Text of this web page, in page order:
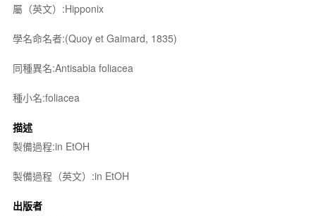
屬（英文）:Hipponix
學名命名者:(Quoy et Gaimard, 1835)
同種異名:Antisabia foliacea
種小名:foliacea
描述
製備過程:in EtOH
製備過程（英文）:in EtOH
出版者